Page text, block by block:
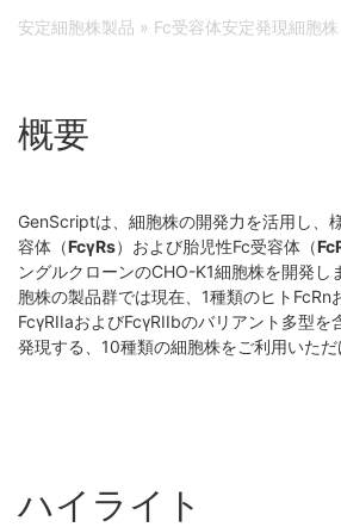
安定細胞株製品 » Fc受容体安定発現細胞株
概要
GenScriptは、細胞株の開発力を活用し、
容体（FcγRs）および胎児性Fc受容体（
ングルクローンのCHO-K1細胞株を開発し
胞株の製品群では現在、1種類のヒトFcRn
FcγRIIaおよびFcγRIIbのバリアント多型を
発現する、10種類の細胞株をご利用いただ
ハイライト